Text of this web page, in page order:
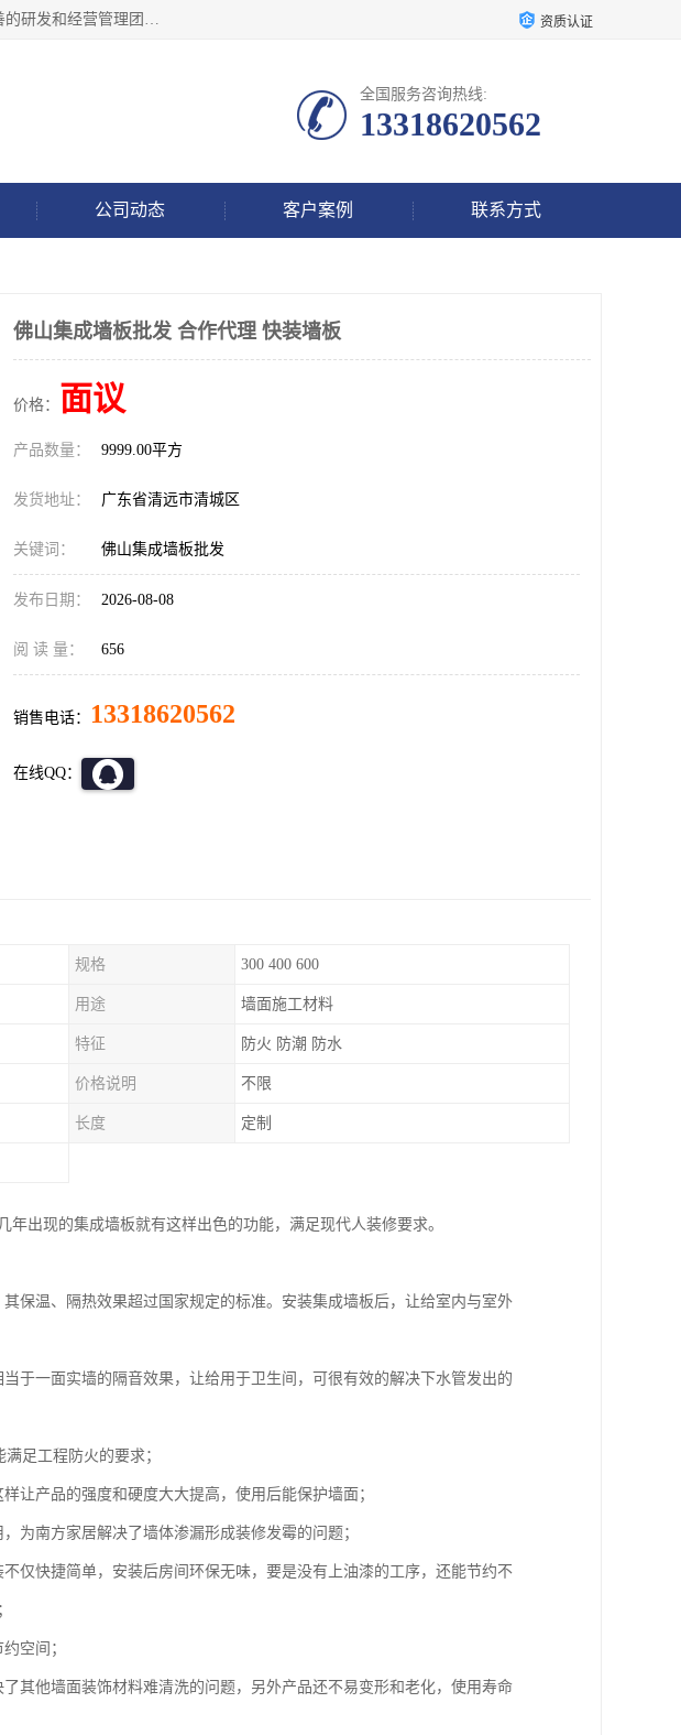
清远市鑫叶新型装饰材料有限公司批量供应：集成墙板等产品，清远市鑫叶新型装饰材料有限公司拥有完善的研发和经营管理团队，取得有70多项证书。不断让研发科技成果惠及全人类，用新材料保护自然资源，让人类生活居住健康与自然发展相和谐。全国统一热线电话：*。 资质认证
全国服务咨询热线:
13318620562
公司动态 客户案例 联系方式
佛山集成墙板批发 合作代理 快装墙板
价格： 面议
产品数量： 9999.00平方
发货地址： 广东省清远市清城区
关键词： 佛山集成墙板批发
发布日期： 2026-08-08
阅 读 量： 656
销售电话： 13318620562
在线QQ：
规格 300 400 600
用途 墙面施工材料
特征 防火 防潮 防水
价格说明 不限
长度 定制
出现的集成墙板就有这样出色的功能，满足现代人装修要求。
保温、隔热效果超过国家规定的标准。安装集成墙板后，让给室内与室外
于一面实墙的隔音效果，让给用于卫生间，可很有效的解决下水管发出的
足工程防火的要求；
让产品的强度和硬度大大提高，使用后能保护墙面；
为南方家居解决了墙体渗漏形成装修发霉的问题；
仅快捷简单，安装后房间环保无味，要是没有上油漆的工序，还能节约不
空间；
其他墙面装饰材料难清洗的问题，另外产品还不易变形和老化，使用寿命